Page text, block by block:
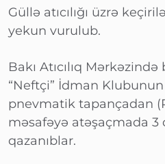
Güllə atıcılığı üzrə
yekun vurulub.
Bakı Atıcılıq
“Neftçi” İdman
pnevmatik tapançadan
məsafəyə atəşaçmada 3
qazanıblar.